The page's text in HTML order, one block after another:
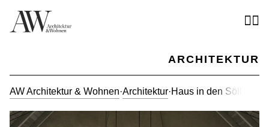
ARCHITEKTUR
AW Architektur & Wohnen·Architektur·Haus in den Söllen: